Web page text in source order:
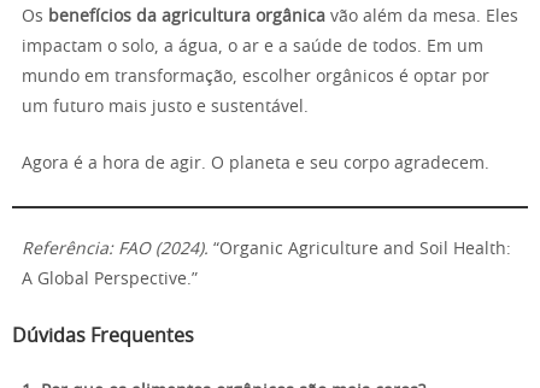
Os benefícios da agricultura orgânica vão além da mesa. Eles
impactam o solo, a água, o ar e a saúde de todos. Em um
mundo em transformação, escolher orgânicos é optar por
um futuro mais justo e sustentável.
Agora é a hora de agir. O planeta e seu corpo agradecem.
Referência: FAO (2024). “Organic Agriculture and Soil Health:
A Global Perspective.”
Dúvidas Frequentes